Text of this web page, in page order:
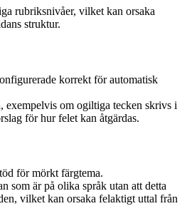
rubriksnivåer, vilket kan orsaka
struktur.
korrekt för automatisk
exempelvis om ogiltiga tecken skrivs i
för hur felet kan åtgärdas.
för mörkt färgtema.
som är på olika språk utan att detta
vilket kan orsaka felaktigt uttal från